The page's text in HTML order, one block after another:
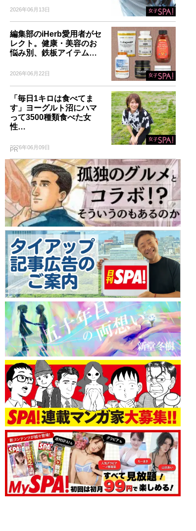
2026年06月13日
編集部のiHerb愛用者がセ
レクト。健康・美容のお
悩み別、鉄板アイテム…
2026年06月22日
「毎日1キロは食べてま
す」ヨーグルト沼にハマ
って3500種類食べた女
性…
2026年06月09日
PR